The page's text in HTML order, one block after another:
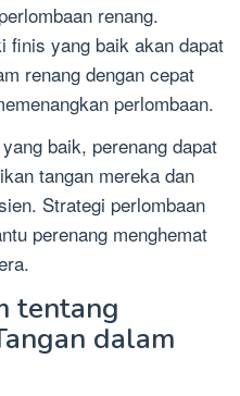
renang.
finis yang baik akan dapat
renang dengan cepat
perlombaan.
baik, perenang dapat
tangan mereka dan
Strategi perlombaan
perenang menghemat
tentang
dalam